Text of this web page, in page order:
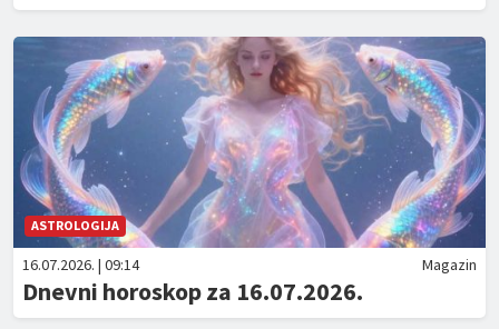
ASTROLOGIJA
16.07.2026. | 09:14 Magazin
Dnevni horoskop za 16.07.2026.